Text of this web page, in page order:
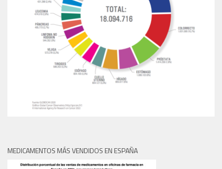
MEDICAMENTOS MÁS VENDIDOS EN ESPAÑA